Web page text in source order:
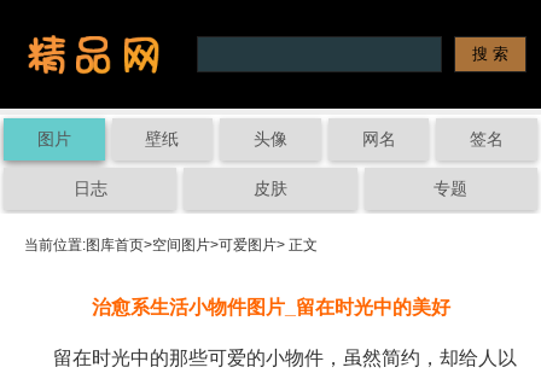
图片 壁纸 头像 网名 签名
日志 皮肤 专题
当前位置:图库首页>空间图片>可爱图片> 正文
治愈系生活小物件图片_留在时光中的美好
留在时光中的那些可爱的小物件，虽然简约，却给人以